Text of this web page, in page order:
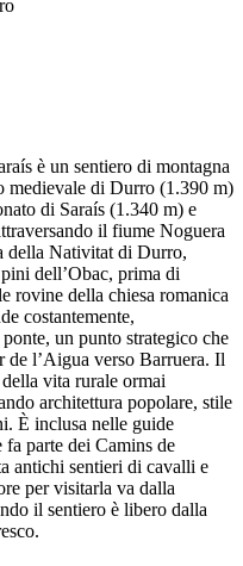
è un sentiero di montagna
medievale di Durro (1.390 m)
di Saraís (1.340 m) e
il fiume Noguera
della Nativitat di Durro,
dell’Obac, prima di
rovine della chiesa romanica
costantemente,
un punto strategico che
de l’Aigua verso Barruera. Il
vita rurale ormai
architettura popolare, stile
È inclusa nelle guide
parte dei Camins de
antichi sentieri di cavalli e
per visitarla va dalla
il sentiero è libero dalla